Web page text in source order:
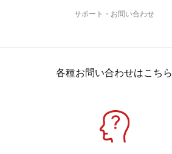
サポート・お問い合わせ
各種お問い合わせはこちら